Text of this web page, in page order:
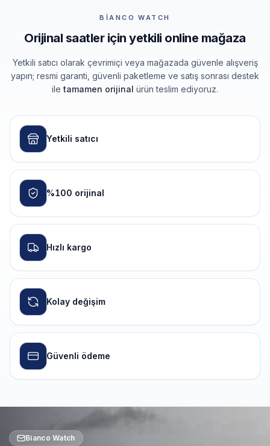
BIANCO WATCH
Orijinal saatler için yetkili online mağaza
Yetkili satıcı olarak çevrimiçi veya mağazada güvenle alışveriş
yapın; resmi garanti, güvenli paketleme ve satış sonrası destek
ile tamamen orijinal ürün teslim ediyoruz.
Yetkili satıcı
%100 orijinal
Hızlı kargo
Kolay değişim
Güvenli ödeme
Bianco Watch